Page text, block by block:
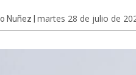
Nuñez | martes 28 de julio de